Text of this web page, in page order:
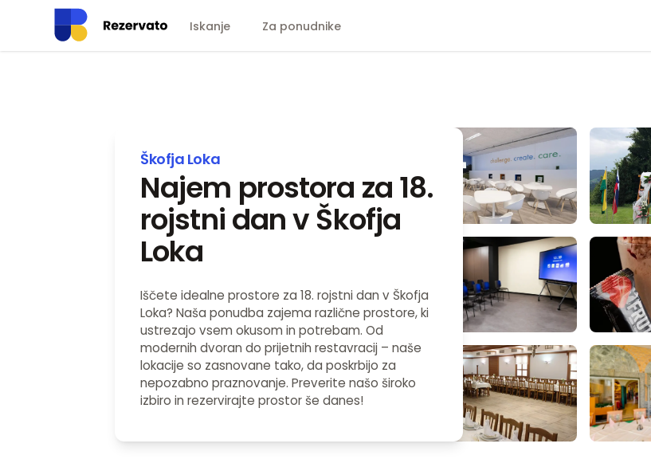
Iskanje Za ponudnike
Škofja Loka
Najem prostora za 18.
rojstni dan v Škofja
Loka
Iščete idealne prostore za 18. rojstni dan v Škofja
Loka? Naša ponudba zajema različne prostore, ki
ustrezajo vsem okusom in potrebam. Od
modernih dvoran do prijetnih restavracij – naše
lokacije so zasnovane tako, da poskrbijo za
nepozabno praznovanje. Preverite našo široko
izbiro in rezervirajte prostor še danes!